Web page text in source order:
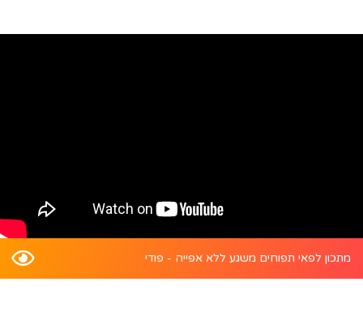
מתכון לפאי תפוחים משגע ללא אפייה - פודי